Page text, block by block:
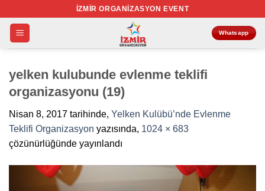
atla
İZMIR ORGANIZASYON EVENT
Whatsapp
yelken kulubunde evlenme teklifi
organizasyonu (19)
Nisan 8, 2017 tarihinde, Yelken Kulübü’nde Evlenme
Teklifi Organizasyon yazısında, 1024 × 683
çözünürlüğünde yayınlandı